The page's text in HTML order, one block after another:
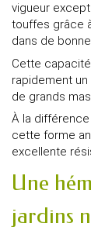
vigueur
touffes grâce
dans de
Cette
rapidement
de grands
À la
cette forme
excellente
Une
jardins